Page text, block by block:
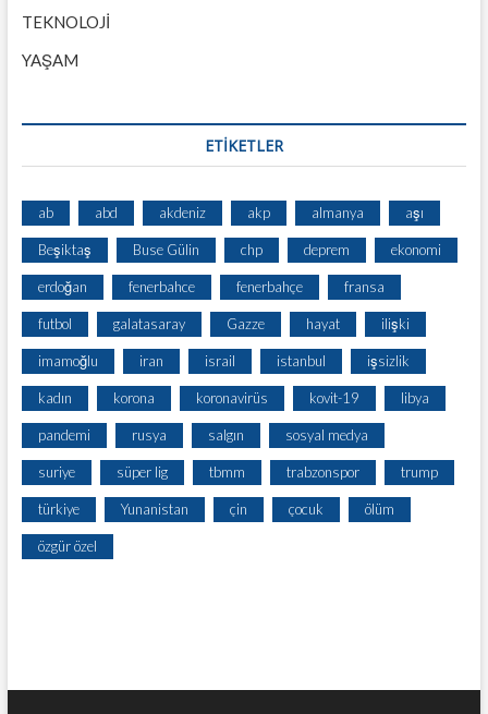
TEKNOLOJİ
YAŞAM
ETİKETLER
ab abd akdeniz akp almanya aşı
Beşiktaş Buse Gülin chp deprem ekonomi
erdoğan fenerbahce fenerbahçe fransa
futbol galatasaray Gazze hayat ilişki
imamoğlu iran israil istanbul işsizlik
kadın korona koronavirüs kovit-19 libya
pandemi rusya salgın sosyal medya
suriye süper lig tbmm trabzonspor trump
türkiye Yunanistan çin çocuk ölüm
özgür özel